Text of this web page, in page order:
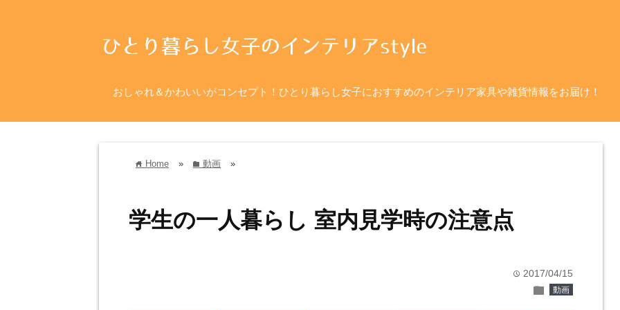
おしゃれ＆かわいいがコンセプト！ひとり暮らし女子におすすめのインテリア家具や雑貨情報をお届け！
home Home » folder 動画 »
学生の一人暮らし 室内見学時の注意点
time 2017/04/15
folder 動画